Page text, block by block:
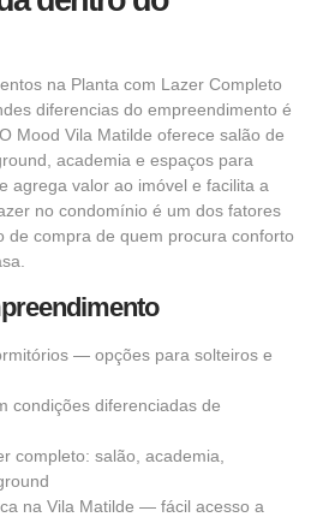
na Planta com Lazer Completo
diferencias do empreendimento é
Mood Vila Matilde oferece salão de
academia e espaços para
agrega valor ao imóvel e facilita a
no condomínio é um dos fatores
de compra de quem procura conforto
— opções para solteiros e
condições diferenciadas de
completo: salão, academia,
na Vila Matilde — fácil acesso a